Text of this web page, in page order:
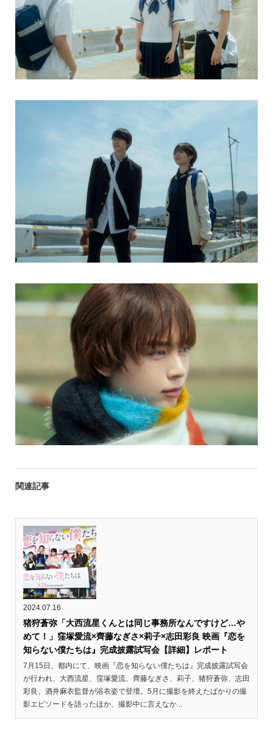
関連記事
2024.07.16
猪狩蒼弥「大西流星くんとは同じ事務所なんですけど…や
めて！」窪塚愛流×齊藤なぎさ×莉子×志田彩良 映画『恋を
知らない僕たちは』完成披露試写会【詳細】レポート
7月15日、都内にて、映画『恋を知らない僕たちは』完成披露試写会
が行われ、大西流星、窪塚愛流、齊藤なぎさ、莉子、猪狩蒼弥、志田
彩良、酒井麻衣監督が浴衣姿で登壇。5月に撮影を終えたばかりの撮
影エピソードを語ったほか、撮影中に言えなか...